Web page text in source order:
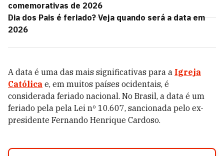
comemorativas de 2026
Dia dos Pais é feriado? Veja quando será a data em
2026
A data é uma das mais significativas para a Igreja
Católica e, em muitos países ocidentais, é
considerada feriado nacional. No Brasil, a data é um
feriado pela pela Lei nº 10.607, sancionada pelo ex-
presidente Fernando Henrique Cardoso.